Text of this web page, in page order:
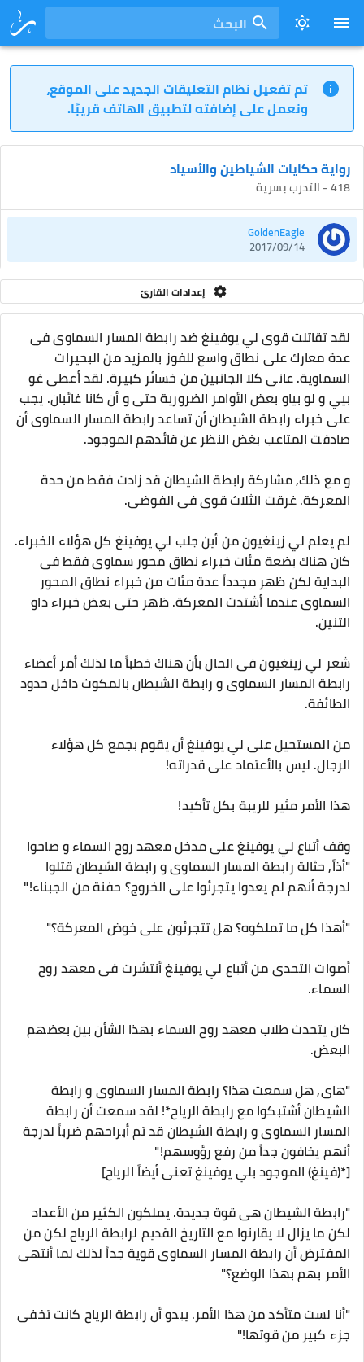
البحث
تم تفعيل نظام التعليقات الجديد على الموقع،
ونعمل على إضافته لتطبيق الهاتف قريبًا.
رواية حكايات الشياطين والأسياد
418 - التدرب بسرية
GoldenEagle
2017/09/14
إعدادات القارئ
لقد تقاتلت قوى لي يوفينغ ضد رابطة المسار السماوى فى
عدة معارك على نطاق واسع للفوز بالمزيد من البحيرات
السماوية. عانى كلا الجانبين من خسائر كبيرة. لقد أعطى غو
بيي و لو بياو بعض الأوامر الضرورية حتى و أن كانا غائبان. يجب
على خبراء رابطة الشيطان أن تساعد رابطة المسار السماوى أن
صادفت المتاعب بغض النظر عن قائدهم الموجود.
و مع ذلك, مشاركة رابطة الشيطان قد زادت فقط من حدة
المعركة. غرقت الثلاث قوى فى الفوضى.
لم يعلم لي زينغيون من أين جلب لي يوفينغ كل هؤلاء الخبراء.
كان هناك بضعة مئات خبراء نطاق محور سماوى فقط فى
البداية لكن ظهر مجدداً عدة مئات من خبراء نطاق المحور
السماوى عندما أشتدت المعركة. ظهر حتى بعض خبراء داو
التنين.
شعر لي زينغيون فى الحال بأن هناك خطباً ما لذلك أمر أعضاء
رابطة المسار السماوى و رابطة الشيطان بالمكوث داخل حدود
الطائفة.
من المستحيل على لي يوفينغ أن يقوم بجمع كل هؤلاء
الرجال. ليس بالأعتماد على قدراته!
هذا الأمر مثير للريبة بكل تأكيد!
وقف أتباع لي يوفينغ على مدخل معهد روح السماء و صاحوا
"أذاً, حثالة رابطة المسار السماوى و رابطة الشيطان قتلوا
لدرجة أنهم لم يعدوا يتجرئوا على الخروج؟ حفنة من الجبناء!"
"أهذا كل ما تملكوه؟ هل تتجرئون على خوض المعركة؟"
أصوات التحدى من أتباع لي يوفينغ أنتشرت فى معهد روح
السماء.
كان يتحدث طلاب معهد روح السماء بهذا الشأن بين بعضهم
البعض.
"هاى, هل سمعت هذا؟ رابطة المسار السماوى و رابطة
الشيطان أشتبكوا مع رابطة الرياح*! لقد سمعت أن رابطة
المسار السماوى و رابطة الشيطان قد تم أبراحهم ضرباً لدرجة
أنهم يخافون جداً من رفع رؤوسهم!"
[*(فينغ) الموجود بلي يوفينغ تعنى أيضاً الرياح]
"رابطة الشيطان هى قوة جديدة. يملكون الكثير من الأعداد
لكن ما يزال لا يقارنوا مع التاريخ القديم لرابطة الرياح لكن من
المفترض أن رابطة المسار السماوى قوية جداً لذلك لما أنتهى
الأمر بهم بهذا الوضع؟"
"أنا لست متأكد من هذا الأمر. يبدو أن رابطة الرياح كانت تخفى
جزء كبير من قوتها!"